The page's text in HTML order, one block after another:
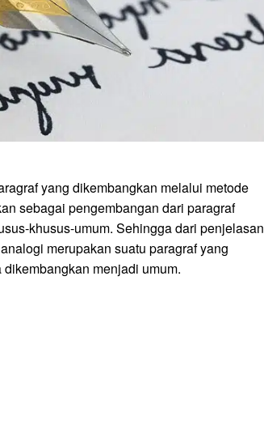
yang dikembangkan melalui metode
sebagai pengembangan dari paragraf
khusus-umum. Sehingga dari penjelasan
merupakan suatu paragraf yang
menjadi umum.